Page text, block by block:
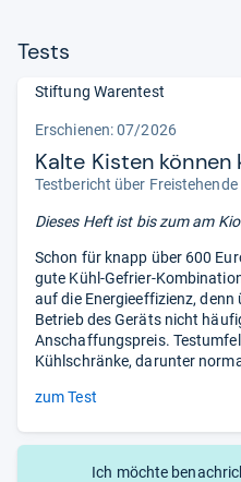
Tests
Stiftung Warentest
Erschienen:07/2026
Kalte Kisten können
Testbericht über
Dieses Heft ist bis zumam
Schon für knapp über 600
gute Kühl-Gefrier-
auf die Energieeffizienz,
Betrieb des Geräts nicht
Anschaffungspreis.
Kühlschränke, darunter
zum Test
Ich möchte